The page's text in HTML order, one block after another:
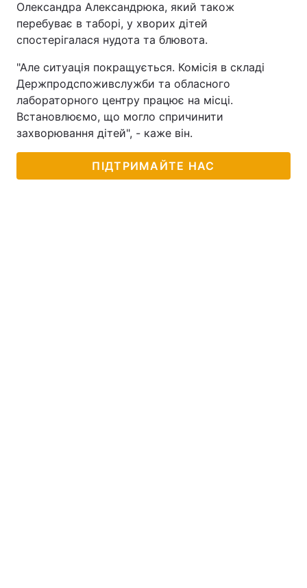
Олександра Александрюка, який також
перебуває в таборі, у хворих дітей
спостерігалася нудота та блювота.
"Але ситуація покращується. Комісія в складі
Держпродспоживслужби та обласного
лабораторного центру працює на місці.
Встановлюємо, що могло спричинити
захворювання дітей", - каже він.
ПІДТРИМАЙТЕ НАС